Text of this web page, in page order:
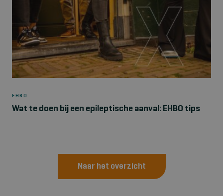
EHBO
Wat te doen bij een epileptische aanval: EHBO tips
Naar het overzicht